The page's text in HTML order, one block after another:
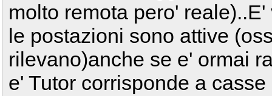
molto remota pero'
le postazioni sono attive
rilevano)anche se e' ormai
e' Tutor corrisponde a